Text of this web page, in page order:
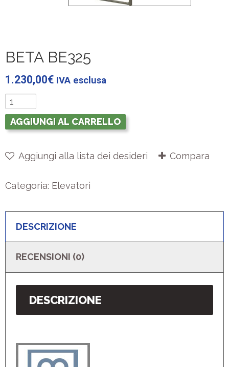
BETA BE325
1.230,00€ IVA esclusa
AGGIUNGI AL CARRELLO
Aggiungi alla lista dei desideri Compara
Categoria: Elevatori
DESCRIZIONE
RECENSIONI (0)
DESCRIZIONE